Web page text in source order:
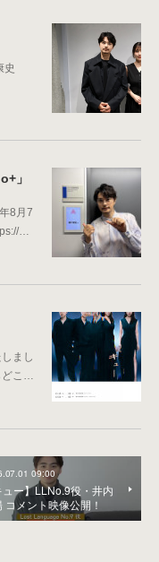
史
」
8月7
…
まし
どこ…
09:00
ュー】LLNo.9役・井内
コメント映像公開！